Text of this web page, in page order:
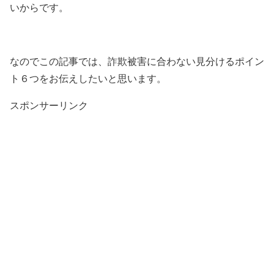
いからです。
なのでこの記事では、詐欺被害に合わない見分けるポイン
ト６つをお伝えしたいと思います。
スポンサーリンク